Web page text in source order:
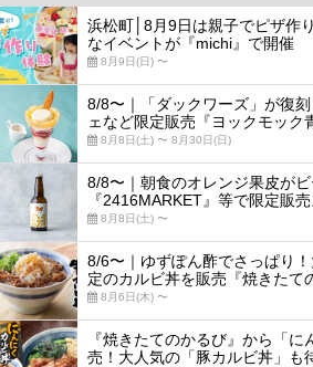
浜松町│8月9日は親子でピザ作
なイベントが『michi』で開催
8月9日(日) 〜
8/8〜｜「ダックワーズ」が復
ェなど限定販売『ヨックモック
8月8日(土) 〜 8月30日(日)
8/8〜｜朝食のオレンジ果皮が
『2416MARKET』等で限定販
8月8日(土) 〜
8/6〜｜ゆずぽん酢でさっぱり
定のカルビ丼を販売『焼きたて
8月6日(木) 〜
『焼きたてのかるび』から「
売！大人気の「豚カルビ丼」も